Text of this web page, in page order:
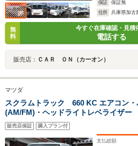
保証
保証無
住所
兵庫県加古
無
料
今すぐ在庫確認・見積
電話する
販売店： ＣＡＲ ＯＮ（カーオン）
マツダ
スクラムトラック 660 KC エアコン
(AM/FM)・ヘッドライトレベライザー
販売店保証 購入プラン付
支払総額